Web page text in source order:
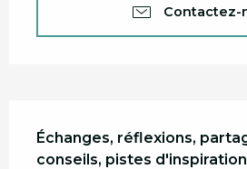
Contactez-
Description
Échanges, réflexions,
conseils, pistes